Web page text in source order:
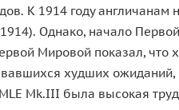
К 1914 году англичанам
Однако, начало
Мировой показал, что
худших ожиданий,
Mk.III была высокая